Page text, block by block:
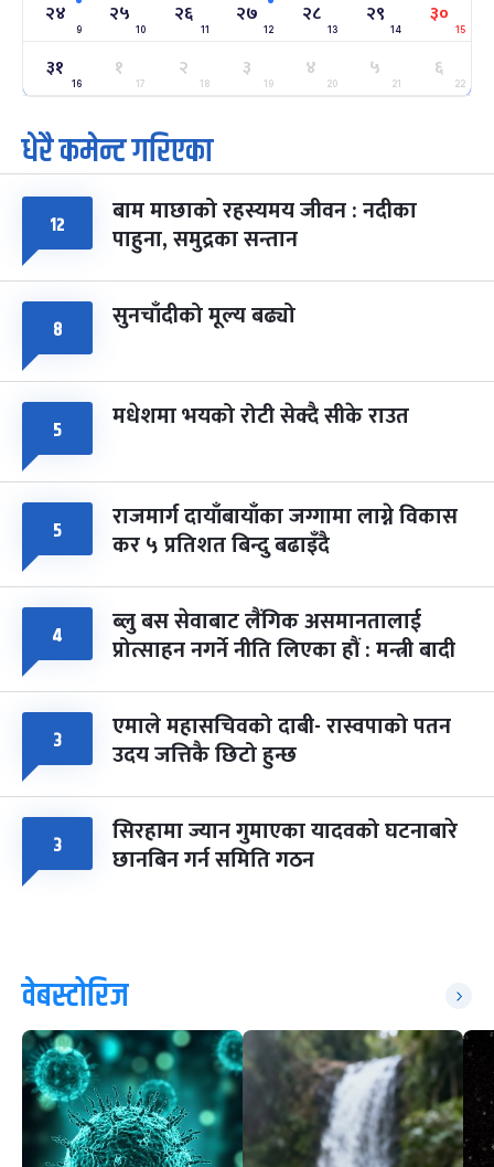
सोम फाल्गुन २४, २०८३- Mar 8, 2027
२५
मंगल
ग्याल्पो ल्होसार
फाल्गुन २५, २०८३ Mar 9, 2027
७ महिना बाँकी
७
आइत
पूर्णिमा व्रत
चैत्र ७, २०८३-Mar 21, 2027
८ फागुपूर्णिमा
चैत्र ८, २०८३-Mar 22, 2027
७ महिना बाँकी
२४
9
२५
10
२६
11
२७
12
२८
13
२९
14
३०
15
३१
16
१
17
२
18
३
19
४
20
५
21
६
22
धेरै कमेन्ट गरिएका
१२ बाम माछाको रहस्यमय जीवन : नदीका
पाहुना, समुद्रका सन्तान
८ सुनचाँदीको मूल्य बढ्यो
५ मधेशमा भयको रोटी सेक्दै सीके राउत
५ राजमार्ग दायाँबायाँका जग्गामा लाग्ने विकास
कर ५ प्रतिशत बिन्दु बढाइँदै
४ ब्लु बस सेवाबाट लैंगिक असमानतालाई
प्रोत्साहन नगर्ने नीति लिएका हौं : मन्त्री बादी
३ एमाले महासचिवको दाबी- रास्वपाको पतन
उदय जत्तिकै छिटो हुन्छ
३ सिरहामा ज्यान गुमाएका यादवको घटनाबारे
छानबिन गर्न समिति गठन
वेबस्टोरिज